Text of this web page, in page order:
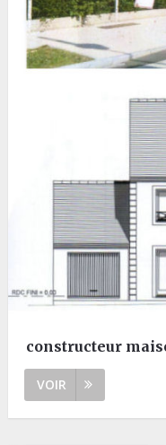
constructeur
VOIR